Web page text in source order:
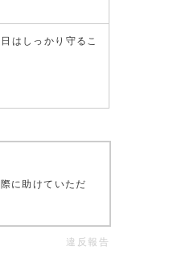
はしっかり守るこ
に助けていただ
違反報告